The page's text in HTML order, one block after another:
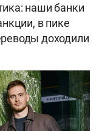
наши банки
в пике
доходили